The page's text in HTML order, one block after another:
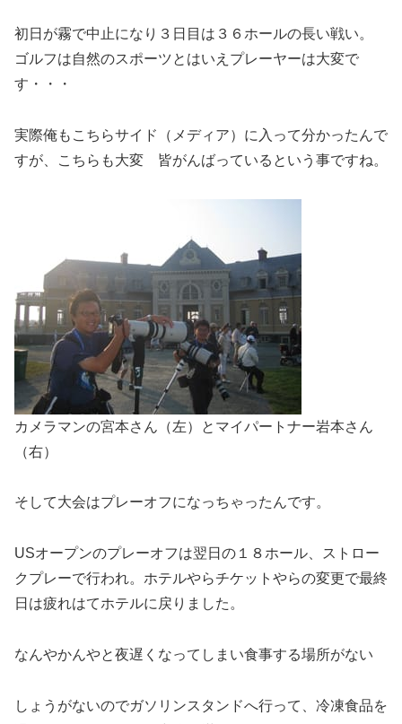
初日が霧で中止になり３日目は３６ホールの長い戦い。
ゴルフは自然のスポーツとはいえプレーヤーは大変で
す・・・
実際俺もこちらサイド（メディア）に入って分かったんで
すが、こちらも大変 皆がんばっているという事ですね。
カメラマンの宮本さん（左）とマイパートナー岩本さん
（右）
そして大会はプレーオフになっちゃったんです。
USオープンのプレーオフは翌日の１８ホール、ストロー
クプレーで行われ。ホテルやらチケットやらの変更で最終
日は疲れはてホテルに戻りました。
なんやかんやと夜遅くなってしまい食事する場所がない
しょうがないのでガソリンスタンドへ行って、冷凍食品を